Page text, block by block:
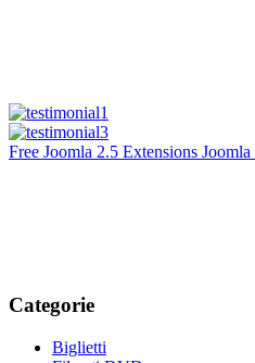
Free Joomla 2.5 Extensions
Categorie
Biglietti